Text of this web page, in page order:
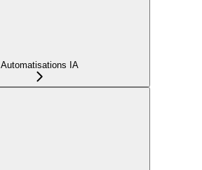
Automatisations IA